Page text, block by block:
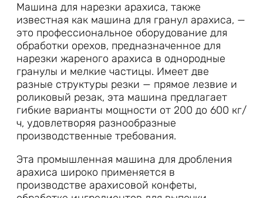
Машина для нарезки арахиса, также
известная как машина для гранул арахиса, —
это профессиональное оборудование для
обработки орехов, предназначенное для
нарезки жареного арахиса в однородные
гранулы и мелкие частицы. Имеет две
разные структуры резки — прямое лезвие и
роликовый резак, эта машина предлагает
гибкие варианты мощности от 200 до 600 кг/
ч, удовлетворяя разнообразные
производственные требования.
Эта промышленная машина для дробления
арахиса широко применяется в
производстве арахисовой конфеты,